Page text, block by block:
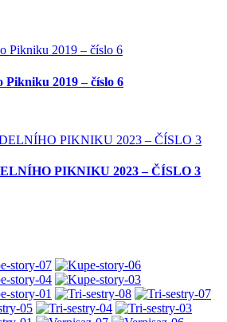
2019 – číslo 6
PIKNIKU 2023 – ČÍSLO 3